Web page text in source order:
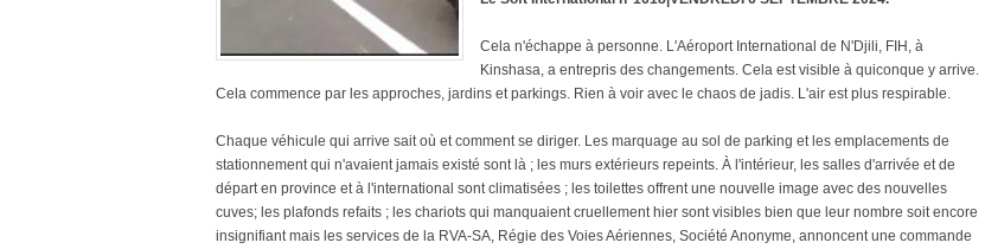
Cela n'échappe à personne. L'Aéroport International de N'Djili, FIH, à
Kinshasa, a entrepris des changements. Cela est visible à quiconque y arrive.
Cela commence par les approches, jardins et parkings. Rien à voir avec le chaos de jadis. L'air est plus respirable.
Chaque véhicule qui arrive sait où et comment se diriger. Les marquage au sol de parking et les emplacements de
stationnement qui n'avaient jamais existé sont là ; les murs extérieurs repeints. À l'intérieur, les salles d'arrivée et de
départ en province et à l'international sont climatisées ; les toilettes offrent une nouvelle image avec des nouvelles
cuves; les plafonds refaits ; les chariots qui manquaient cruellement hier sont visibles bien que leur nombre soit encore
insignifiant mais les services de la RVA-SA, Régie des Voies Aériennes, Société Anonyme, annoncent une commande